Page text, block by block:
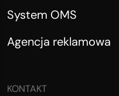
System OMS
Agencja reklamowa
KONTAKT